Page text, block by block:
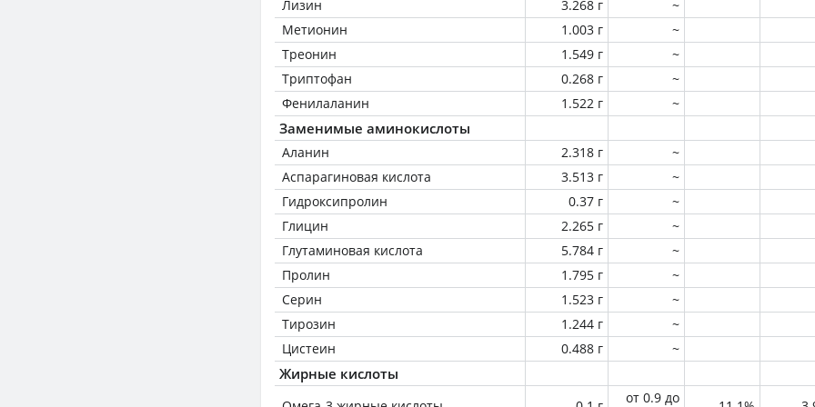
Лизин 3.268 г
~
Метионин
1.003 г
~
Треонин
1.549 г
~
Триптофан
0.268 г
~
Фенилаланин
1.522 г ~
Заменимые аминокислоты
Аланин 2.318 г
~
Аспарагиновая кислота
3.513 г
~
Гидроксипролин
0.37 г
~
Глицин
2.265 г
~
Глутаминовая кислота
5.784 г
~
Пролин
1.795 г
~
Серин
1.523 г
~
Тирозин
1.244 г
~
Цистеин
0.488 г ~
Жирные кислоты
от 0.9 до